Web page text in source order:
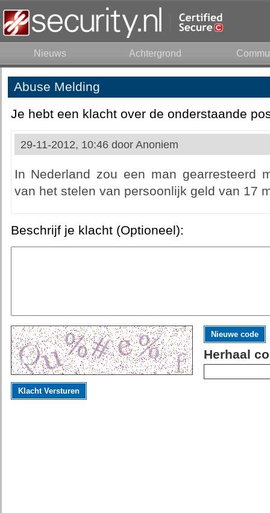
Nieuws Achtergrond
Abuse Melding
Je hebt een klacht over de onderstaande
29-11-2012, 10:46 door Anoniem
In Nederland zou een man gearresteerd
van het stelen van persoonlijk geld van 17
Beschrijf je klacht (Optioneel):
Nieuwe code
Herhaal
Klacht Versturen